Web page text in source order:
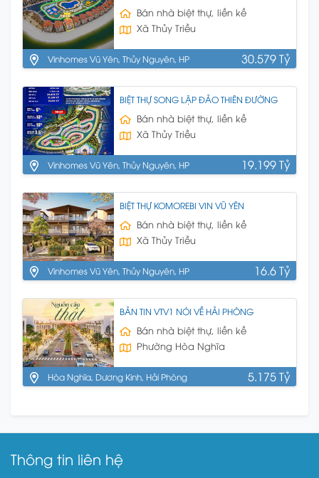
Bán nhà biệt thự, liền kề
Xã Thủy Triều
Vinhomes Vũ Yên, Thủy Nguyên, HP 30.579 Tỷ
BIỆT THỰ SONG LẬP ĐẢO THIÊN ĐƯỜNG
Bán nhà biệt thự, liền kề
Xã Thủy Triều
Vinhomes Vũ Yên, Thủy Nguyên, HP 19.199 Tỷ
BIỆT THỰ KOMOREBI VIN VŨ YÊN
Bán nhà biệt thự, liền kề
Xã Thủy Triều
Vinhomes Vũ Yên, Thủy Nguyên, HP 16.6 Tỷ
BẢN TIN VTV1 NÓI VỀ HẢI PHÒNG
Bán nhà biệt thự, liền kề
Phường Hòa Nghĩa
Hòa Nghĩa, Dương Kinh, Hải Phòng 5.175 Tỷ
Thông tin liên hệ